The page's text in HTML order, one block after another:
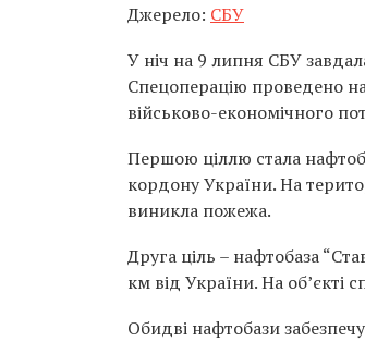
Джерело: СБУ
У ніч на 9 липня СБУ
Спецоперацію проведено
військово-економічного
Першою ціллю стала
кордону України. На
виникла пожежа.
Друга ціль – нафтобаза
км від України. На об’єкті
Обидві нафтобази